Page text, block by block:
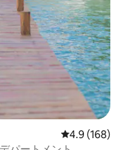
レビュー168
4.9 (168)